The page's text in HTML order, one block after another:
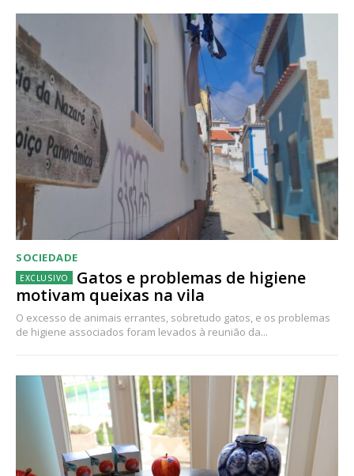
SOCIEDADE
Gatos e problemas de higiene
motivam queixas na vila
O excesso de animais errantes, sobretudo gatos, e os problemas
de higiene associados foram levados à reunião da...